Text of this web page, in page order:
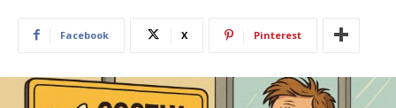
Facebook X Pinterest